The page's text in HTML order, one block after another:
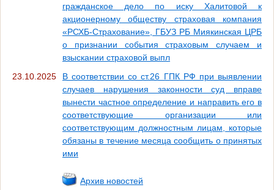
гражданское дело по иску Халитовой к
акционерному обществу страховая компания
«РСХБ-Страхование», ГБУЗ РБ Миякинская ЦРБ
о признании события страховым случаем и
взыскании страховой выпл
23.10.2025
В соответствии со ст.26 ГПК РФ при выявлении
случаев нарушения законности суд вправе
вынести частное определение и направить его в
соответствующие организации или
соответствующим должностным лицам, которые
обязаны в течение месяца сообщить о принятых
ими
Архив новостей